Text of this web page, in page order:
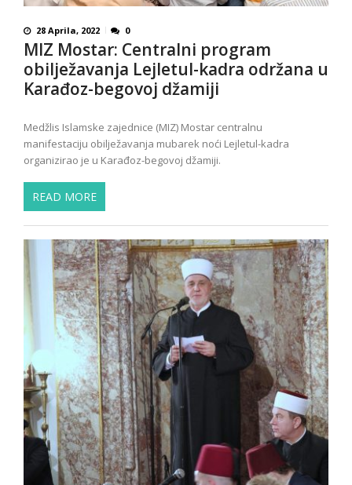
28 Aprila, 2022 0
MIZ Mostar: Centralni program
obilježavanja Lejletul-kadra održana u
Karađoz-begovoj džamiji
Medžlis Islamske zajednice (MIZ) Mostar centralnu
manifestaciju obilježavanja mubarek noći Lejletul-kadra
organizirao je u Karađoz-begovoj džamiji.
READ MORE